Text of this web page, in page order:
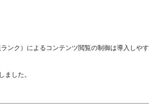
ンク）によるコンテンツ閲覧の制御は導入しやす
ました。